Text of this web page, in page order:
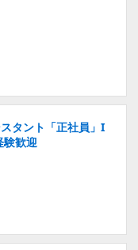
タント「正社員」I
験歓迎